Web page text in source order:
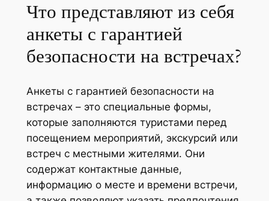
Что представляют из себя
анкеты с гарантией
безопасности на встречах?
Анкеты с гарантией безопасности на
встречах – это специальные формы,
которые заполняются туристами перед
посещением мероприятий, экскурсий или
встреч с местными жителями. Они
содержат контактные данные,
информацию о месте и времени встречи,